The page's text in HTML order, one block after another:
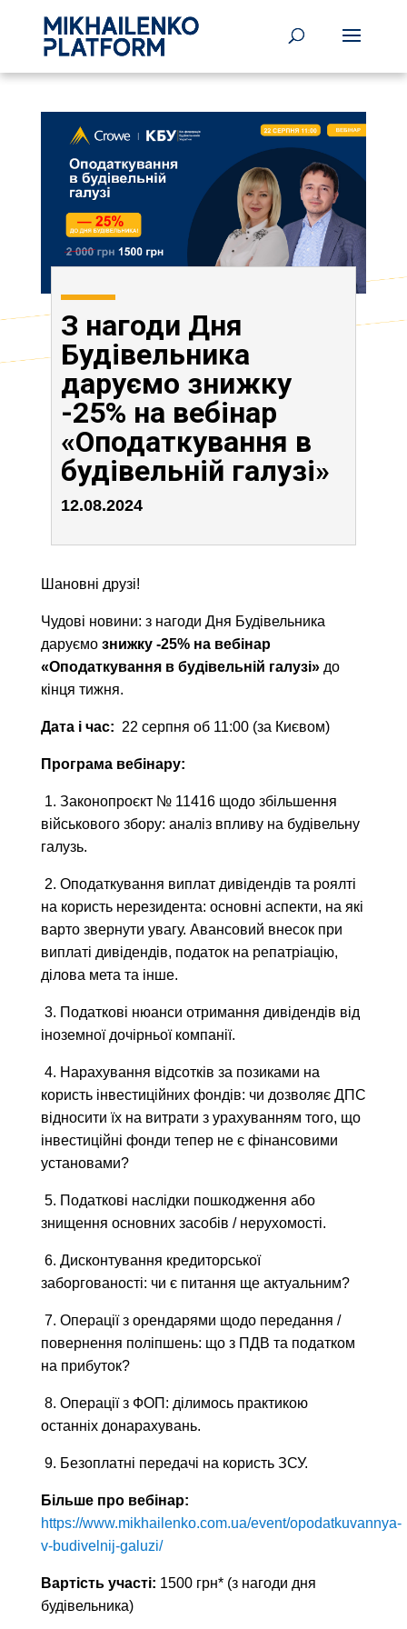
З нагоди Дня
Будівельника
даруємо знижку
-25% на вебінар
«Оподаткування в
будівельній галузі»
12.08.2024
Шановні друзі!
Чудові новини: з нагоди Дня Будівельника
даруємо знижку -25% на вебінар
«Оподаткування в будівельній галузі»до
кінця тижня.
Дата і час: 22 серпня об 11:00 (за Києвом)
Програма вебінару:
1. Законопроєкт № 11416 щодо збільшення
військового збору: аналіз впливу на будівельну
галузь.
2. Оподаткування виплат дивідендів та роялті
на користь нерезидента: основні аспекти, на які
варто звернути увагу. Авансовий внесок при
виплаті дивідендів, податок на репатріацію,
ділова мета та інше.
3. Податкові нюанси отримання дивідендів від
іноземної дочірньої компанії.
4. Нарахування відсотків за позиками на
користь інвестиційних фондів: чи дозволяє ДПС
відносити їх на витрати з урахуванням того, що
інвестиційні фонди тепер не є фінансовими
установами?
5. Податкові наслідки пошкодження або
знищення основних засобів / нерухомості.
6. Дисконтування кредиторської
заборгованості: чи є питання ще актуальним?
7. Операції з орендарями щодо передання /
повернення поліпшень: що з ПДВ та податком
на прибуток?
8. Операції з ФОП: ділимось практикою
останніх донарахувань.
9. Безоплатні передачі на користь ЗСУ.
Більше про вебінар:
https://www.mikhailenko.com.ua/event/opodatkuvannya-
v-budivelnij-galuzi/
Вартість участі: 1500 грн* (з нагоди дня
будівельника)